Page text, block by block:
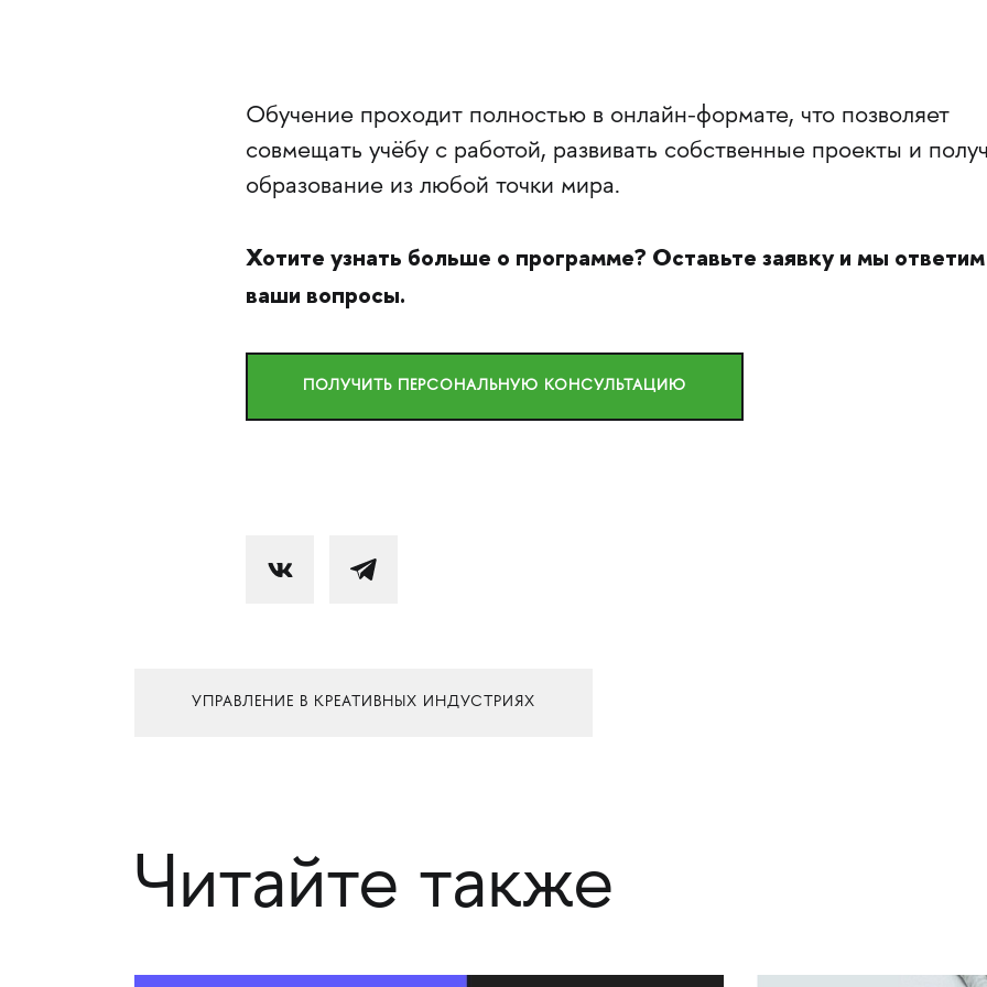
Обучение проходит полностью в онлайн-формате, что позволяет
совмещать учёбу с работой, развивать собственные проекты и
образование из любой точки мира.
Хотите узнать больше о программе? Оставьте заявку и мы
ваши вопросы.
ПОЛУЧИТЬ ПЕРСОНАЛЬНУЮ КОНСУЛЬТАЦИЮ
УПРАВЛЕНИЕ В КРЕАТИВНЫХ ИНДУСТРИЯХ
Читайте также